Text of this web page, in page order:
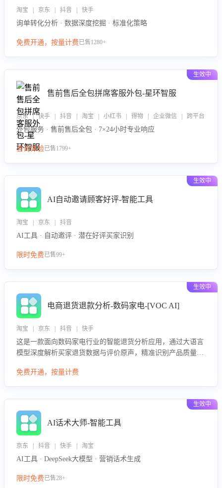
淘宝 | 京东 | 抖音 | 快手
询单转化分析 · 数据深度挖掘 · 标准化策略
免费开通，按量计费已售1280+
生效中
售前售后全包拼席客服外包-星环智服
京东 | 快手 | 抖音 | 淘宝 | 小红书 | 得物 | 企业微信 | 跨平台
外包服务 · 售前售后全包 · 7×24小时专业响应
咨询体验已售1799+
生效中
AI自动邀请顾客好评-智能工具
淘宝 | 京东 | 抖音
AI工具 · 自动邀评 · 潜在好评买家识别
限时免费已售99+
生效中
电商退货退款分析-数码家电-[VOC AI]
淘宝 | 京东 | 抖音 | 快手
这是一款面向数码家电行业的智能退货分析应用，通过大语言
模型深度解析买家退货数据与评价原声，精准识别产品质量、
议，通过挖掘用户痛点驱动产品迭代，从根本上降低退货率，
免费开通，按量计费
生效中
AI话术大师-智能工具
京东 | 抖音 | 快手 | 淘宝
AI工具 · DeepSeek大模型 · 营销话术生成
限时免费已售28+